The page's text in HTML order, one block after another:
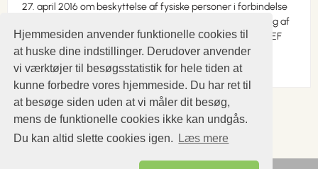
Hjemmesiden anvender funktionelle cookies til
at huske dine indstillinger. Derudover anvender
vi værktøjer til besøgsstatistik for hele tiden at
kunne forbedre vores hjemmeside. Du har ret til
at besøge siden uden at vi måler dit besøg,
mens de funktionelle cookies ikke kan undgås.
Du kan altid slette cookies igen.
Læs mere
27. april 2016 om beskyttelse af fysiske personer i forbindelse
med behandling af personoplysninger og om fri udveksling af
sådanne oplysninger og om ophævelse af direktiv 95/46/EF
(generel forordning om databeskyttelse)